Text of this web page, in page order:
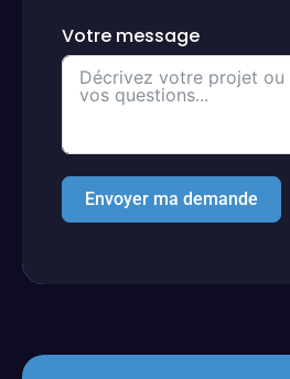
Votre message
Envoyer ma demande